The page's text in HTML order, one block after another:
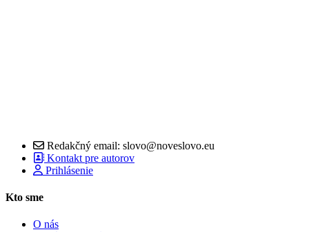
Redakčný email: slovo@noveslovo.eu
Kontakt pre autorov
Prihlásenie
Kto sme
O nás